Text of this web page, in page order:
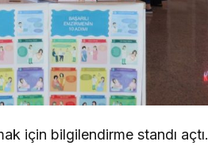
için bilgilendirme standı açtı.